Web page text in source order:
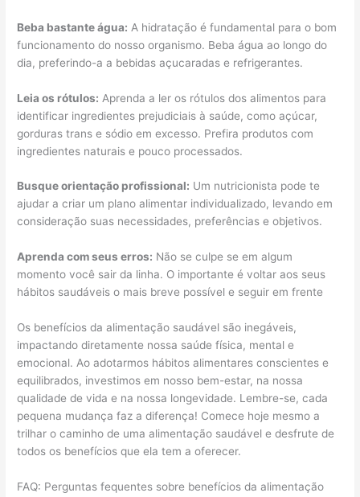
Beba bastante água: A hidratação é fundamental para o bom
funcionamento do nosso organismo. Beba água ao longo do
dia, preferindo-a a bebidas açucaradas e refrigerantes.
Leia os rótulos: Aprenda a ler os rótulos dos alimentos para
identificar ingredientes prejudiciais à saúde, como açúcar,
gorduras trans e sódio em excesso. Prefira produtos com
ingredientes naturais e pouco processados.
Busque orientação profissional: Um nutricionista pode te
ajudar a criar um plano alimentar individualizado, levando em
consideração suas necessidades, preferências e objetivos.
Aprenda com seus erros: Não se culpe se em algum
momento você sair da linha. O importante é voltar aos seus
hábitos saudáveis o mais breve possível e seguir em frente
Os benefícios da alimentação saudável são inegáveis,
impactando diretamente nossa saúde física, mental e
emocional. Ao adotarmos hábitos alimentares conscientes e
equilibrados, investimos em nosso bem-estar, na nossa
qualidade de vida e na nossa longevidade. Lembre-se, cada
pequena mudança faz a diferença! Comece hoje mesmo a
trilhar o caminho de uma alimentação saudável e desfrute de
todos os benefícios que ela tem a oferecer.
FAQ: Perguntas fequentes sobre benefícios da alimentação